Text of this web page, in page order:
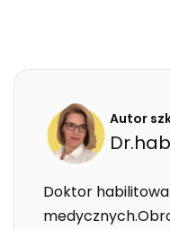
Autor
Doktor